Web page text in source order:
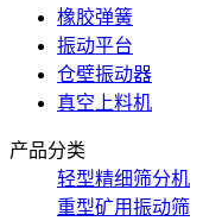
橡胶弹簧
振动平台
仓壁振动器
真空上料机
产品分类
轻型精细筛分机
重型矿用振动筛